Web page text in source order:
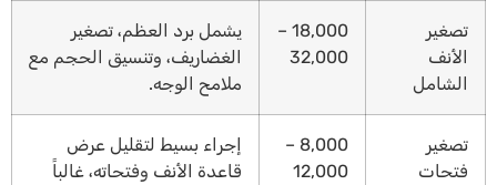
تصغير
الأنف
الشامل
18,000 –
32,000
يشمل برد العظم، تصغير
الغضاريف، وتنسيق الحجم مع
ملامح الوجه.
تصغير
فتحات
8,000 –
12,000
إجراء بسيط لتقليل عرض
قاعدة الأنف وفتحاته، غالباً